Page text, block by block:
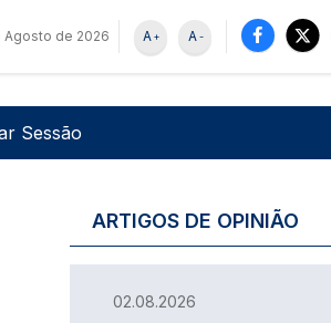
Agosto de 2026 -
A
+
A
de utilizador
Sessão
ARTIGOS DE OPINIÃO
02.08.2026